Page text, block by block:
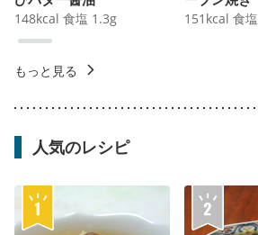
148kcal 食塩 1.3g 151 kcal 食塩
もっと見る
人気のレシピ